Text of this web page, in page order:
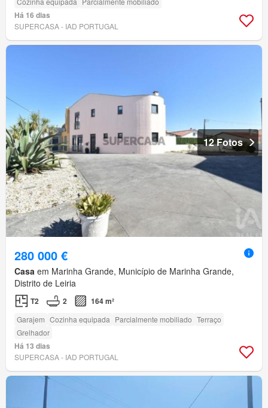
Há 16 dias
SUPERCASA - IAD PORTUGAL
12 Fotos
280 000 €
Casa em Marinha Grande, Município de Marinha Grande,
Distrito de Leiria
T2 2 164 m²
Garajem Cozinha equipada Parcialmente mobiliado Terraço
Grelhador
Há 13 dias
SUPERCASA - IAD PORTUGAL